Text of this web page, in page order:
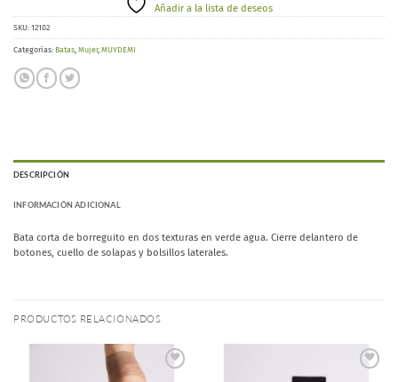
Añadir a la lista de deseos
SKU: 12102
Categorías: Batas Mujer, MUYDEMI
DESCRIPCIÓN
INFORMACIÓN ADICIONAL
Bata corta de borreguito en dos texturas en verde agua. Cierre delantero de
botones, cuello de solapas y bolsillos laterales.
PRODUCTOS RELACIONADOS